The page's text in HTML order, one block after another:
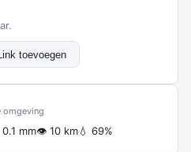
toevoegen
omgeving
mm👁 10 km💧 69%